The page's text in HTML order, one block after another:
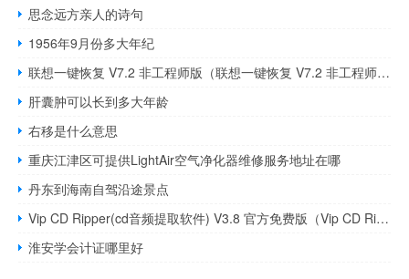
思念远方亲人的诗句
1956年9月份多大年纪
联想一键恢复 V7.2 非工程师版（联想一键恢复 V7.2 非工程师版功能简介）
肝囊肿可以长到多大年龄
右移是什么意思
重庆江津区可提供LightAir空气净化器维修服务地址在哪
丹东到海南自驾沿途景点
Vip CD Ripper(cd音频提取软件) V3.8 官方免费版（Vip CD Ripper(cd音频提取软件) V3.8 官方免费版功能简介）
淮安学会计证哪里好